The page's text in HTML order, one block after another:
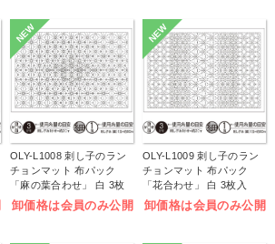
NEW
OLY-L1008 刺し子のラン
チョンマット 布パック
「麻の葉合わせ」 白 3枚
入 (袋)
卸価格は会員のみ公開
NEW
OLY-L1009 刺し子のラン
チョンマット 布パック
「花合わせ」 白 3枚入
(袋)
卸価格は会員のみ公開